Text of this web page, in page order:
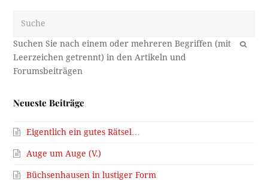
OK
Neueste Beiträge
Eigentlich ein gutes Rätsel…
Auge um Auge (V.)
Büchsenhausen in lustiger Form